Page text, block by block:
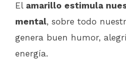
El amarillo estimula
mental, sobre todo
genera buen humor,
energía.